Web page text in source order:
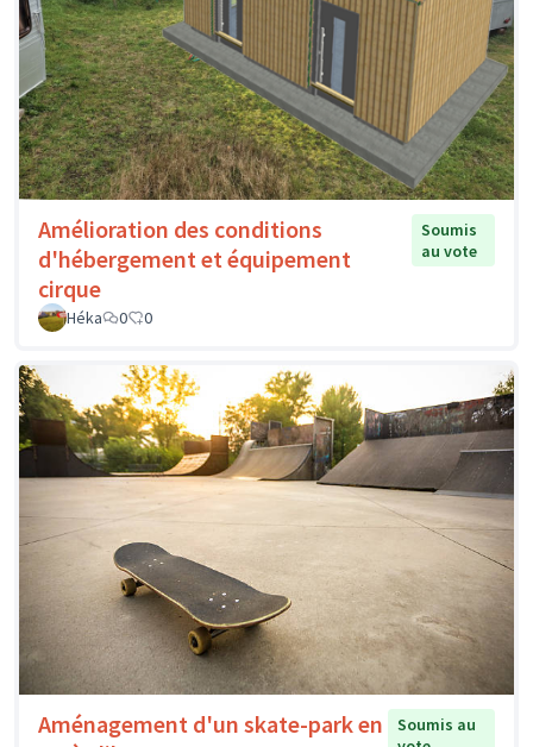
Amélioration des conditions
d'hébergement et équipement
cirque
Soumis
au vote
Héka 0 0
Aménagement d'un skate-park en
Soumis au